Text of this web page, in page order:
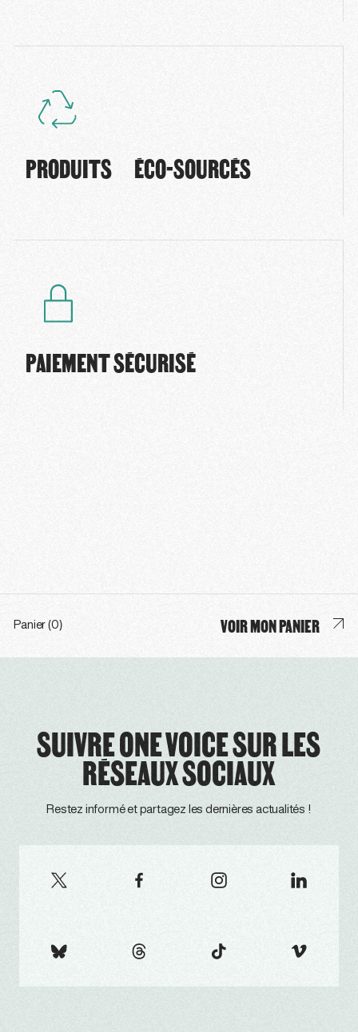
PRODUITS ÉCO-SOURCÉS
PAIEMENT SÉCURISÉ
Panier (0) VOIR MON PANIER
SUIVRE ONE VOICE SUR LES
RÉSEAUX SOCIAUX
Restez informé et partagez les dernières actualités !